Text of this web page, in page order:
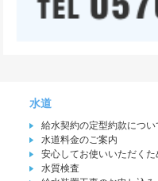
水道
給水契約の定型約款につい
水道料金のご案内
安心してお使いいただくた
水質検査